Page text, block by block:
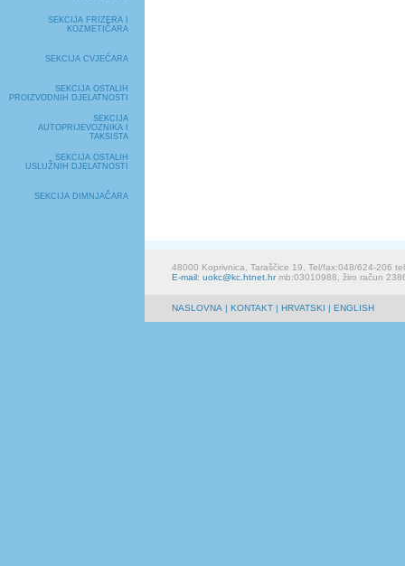
SEKCIJA FRIZERA I
KOZMETIČARA
SEKCIJA CVJEĆARA
SEKCIJA OSTALIH
PROIZVODNIH DJELATNOSTI
SEKCIJA
AUTOPRIJEVOZNIKA I
TAKSISTA
SEKCIJA OSTALIH
USLUŽNIH DJELATNOSTI
SEKCIJA DIMNJAČARA
48000 Koprivnica, Taraščice 19, Tel/fax:048/624-206
E-mail: uokc@kc.htnet.hrmb:03010988, žiro račun
NASLOVNA | KONTAKT | HRVATSKI | ENGLISH